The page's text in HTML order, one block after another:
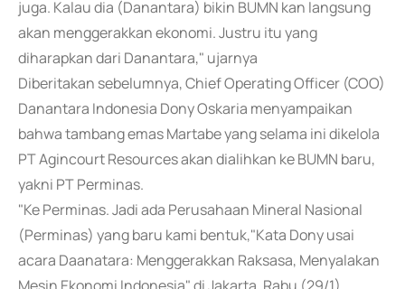
juga. Kalau dia (Danantara) bikin BUMN kan langsung
akan menggerakkan ekonomi. Justru itu yang
diharapkan dari Danantara," ujarnya
Diberitakan sebelumnya, Chief Operating Officer (COO)
Danantara Indonesia Dony Oskaria menyampaikan
bahwa tambang emas Martabe yang selama ini dikelola
PT Agincourt Resources akan dialihkan ke BUMN baru,
yakni PT Perminas.
"Ke Perminas. Jadi ada Perusahaan Mineral Nasional
(Perminas) yang baru kami bentuk,"Kata Dony usai
acara Daanatara: Menggerakkan Raksasa, Menyalakan